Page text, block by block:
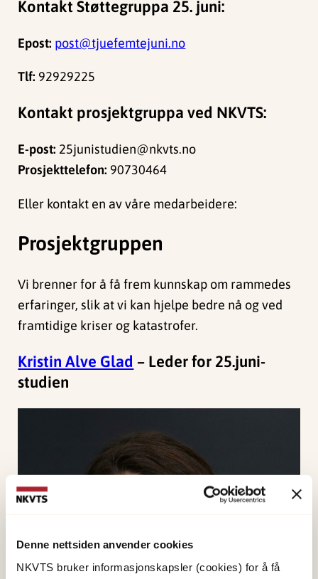
Denne nettsiden anvender cookies
NKVTS bruker informasjonskapsler (cookies) for å få
Kontakt Støttegruppa 25. juni:
Epost: post@tjuefemtejuni.no
Tlf: 92929225
Kontakt prosjektgruppa ved NKVTS:
E-post: 25junistudien@nkvts.no
Prosjekttelefon: 90730464
Eller kontakt en av våre medarbeidere:
Prosjektgruppen
Vi brenner for å få frem kunnskap om rammedes
erfaringer, slik at vi kan hjelpe bedre nå og ved
framtidige kriser og katastrofer.
Kristin Alve Glad – Leder for 25.juni-
studien